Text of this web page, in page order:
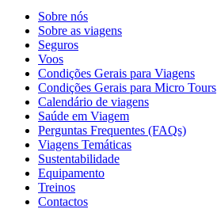
Sobre nós
Sobre as viagens
Seguros
Voos
Condições Gerais para Viagens
Condições Gerais para Micro Tours
Calendário de viagens
Saúde em Viagem
Perguntas Frequentes (FAQs)
Viagens Temáticas
Sustentabilidade
Equipamento
Treinos
Contactos